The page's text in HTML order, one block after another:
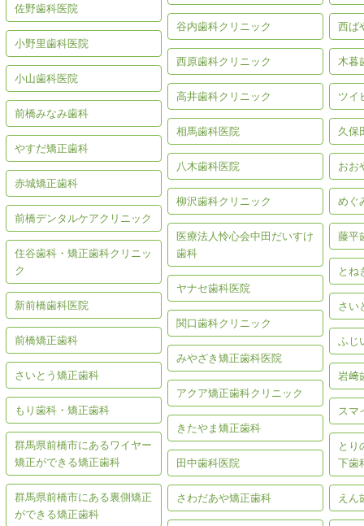
佐野歯科医院
小野里歯科医院
小山歯科医院
前橋みなみ歯科
やすだ矯正歯科
赤城矯正歯科
前橋デンタルケアクリニック
住谷歯科・矯正歯科クリニッ
ク
新前橋歯科医院
前橋矯正歯科
さいとう矯正歯科
もり歯科・矯正歯科
群馬県前橋市にあるワイヤー
矯正ができる矯正歯科
群馬県前橋市にある裏側矯正
ができる矯正歯科
谷内歯科クリニック
西原歯科クリニック
高井歯科クリニック
相馬歯科医院
八木歯科医院
柳沢歯科クリニック
医療法人怜心会中田だいすけ
歯科
ヤナセ歯科医院
関口歯科クリニック
みやざき矯正歯科医院
アクア矯正歯科クリニック
きたやま矯正歯科
田中歯科医院
さわだあや矯正歯科
西ば
木暮
ツイ
久保
おお
めぐ
藤平
とね
さい
ふじ
岩﨑
スマ
とり
下歯
えん